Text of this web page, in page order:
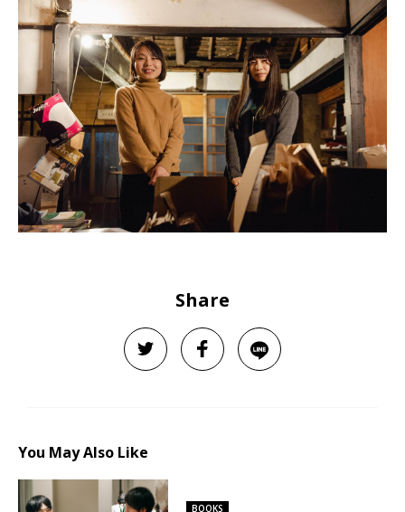
Share
You May Also Like
BOOKS